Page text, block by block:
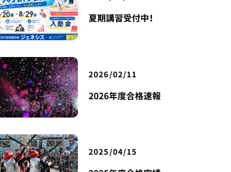
夏期講習受付中！
2026/02/11
2026年度合格速報
2025/04/15